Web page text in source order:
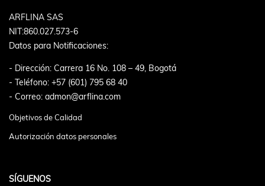
ARFLINA SAS
NIT:860.027.573-6
Datos para Notificaciones:
- Dirección: Carrera 16 No. 108 – 49, Bogotá
- Teléfono: +57 (601) 795 68 40
- Correo: admon@arflina.com
Objetivos de Calidad
Autorización datos personales
SÍGUENOS